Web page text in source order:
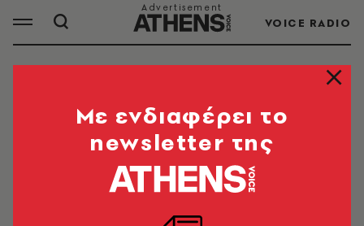
VOICE RADIO
ΤΡΟΛΕΙ
ΟΛΑ ΤΑ ΑΡΘΡΑ ΤΟΥ TAG
Mε ενδιαφέρει το
newsletter της